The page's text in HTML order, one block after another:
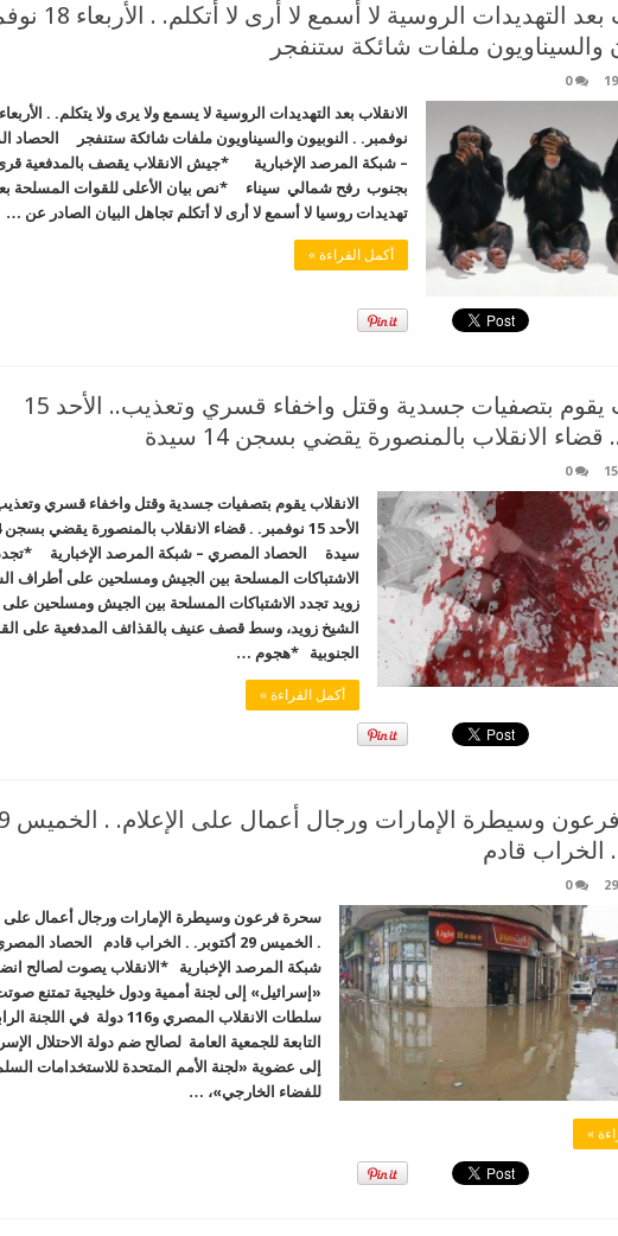
الانقلاب بعد التهديدات
والسيناويون ملفات شائكة ستنفجر
0
نوفمبر. . النوبيون والسيناويون ملفات شائكة ستنفجر الحصاد
– شبكة المرصد الإخبارية *جيش الانقلاب يقصف بالمدفعية
بجنوب رفح شمالي سيناء *نص بيان الأعلى للقوات المسلحة
تهديدات روسيا لا أسمع لا أرى لا أتكلم تجاهل البيان الصادر عن …
أكمل القراءة »
الانقلاب يقوم بتصفيات جسدية وقتل واخفاء قسري وتعذيب.. الأحد 15
قضاء الانقلاب بالمنصورة يقضي بسجن 14 سيدة
0
الانقلاب يقوم بتصفيات جسدية وقتل واخفاء قسري
سيدة الحصاد المصري – شبكة المرصد الإخبارية
الاشتباكات المسلحة بين الجيش ومسلحين على أطراف
زويد تجدد الاشتباكات المسلحة بين الجيش ومسلحين
الشيخ زويد، وسط قصف عنيف بالقذائف المدفعية على
الجنوبية *هجوم …
أكمل القراءة »
سحرة فرعون
. الخراب قادم
0
سحرة فرعون وسيطرة الإمارات ورجال أعمال على
. الخميس 29 أكتوبر. . الخراب قادم الحصاد
شبكة المرصد الإخبارية *الانقلاب يصوت لصالح
«إسرائيل» إلى لجنة أممية ودول خليجية تمتنع
سلطات الانقلاب المصري و116 دولة في اللجنة
التابعة للجمعية العامة لصالح ضم دولة الاحتلال
إلى عضوية «لجنة الأمم المتحدة للاستخدامات
للفضاء الخارجي»، …
»